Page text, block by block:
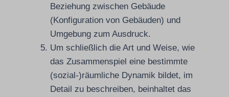
Beziehung zwischen Gebäude
(Konfiguration von Gebäuden) und
Umgebung zum Ausdruck.
Um schließlich die Art und Weise, wie
das Zusammenspiel eine bestimmte
(sozial-)räumliche Dynamik bildet, im
Detail zu beschreiben, beinhaltet das